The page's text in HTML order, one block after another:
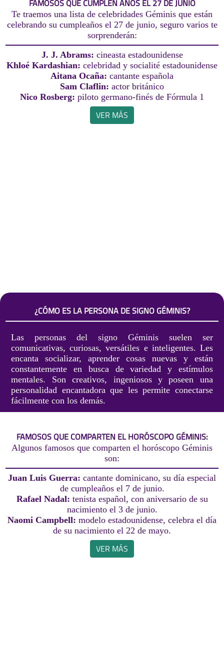
FAMOSOS QUE CUMPLEN AÑOS EL 27 DE JUNIO
Te traemos una lista de celebridades Géminis que están
celebrando su cumpleaños el 27 de junio, seguro varios te
sorprenderán:
J. J. Abrams: cineasta estadounidense
Khloé Kardashian: celebridad y socialité estadounidense
Aitana Ocaña: cantante española
Sam Claflin: actor británico
Nico Rosberg: piloto germano-finés de Fórmula 1
VER MÁS
¿CÓMO ES LA PERSONA DE SIGNO GÉMINIS?
Las personas del signo Géminis suelen ser
comunicativas, curiosas, versátiles e inteligentes. Les
encanta socializar, aprender cosas nuevas y están
constantemente en busca de variedad y estímulos
mentales. Son creativos, ingeniosos y poseen una
personalidad encantadora que les permite conectarse
fácilmente con los demás.
FAMOSOS QUE COMPARTEN EL HORÓSCOPO GÉMINIS:
Algunos famosos que comparten el horóscopo Géminis
son:
Juan Luis Guerra: cantante dominicano, su día especial
de cumpleaños el 7 de junio.
Rafael Nadal: tenista español, con aniversario de su
nacimiento el 3 de junio.
Naomi Campbell: modelo estadounidense, celebra el día
de su nacimiento el 22 de mayo.
VER MÁS